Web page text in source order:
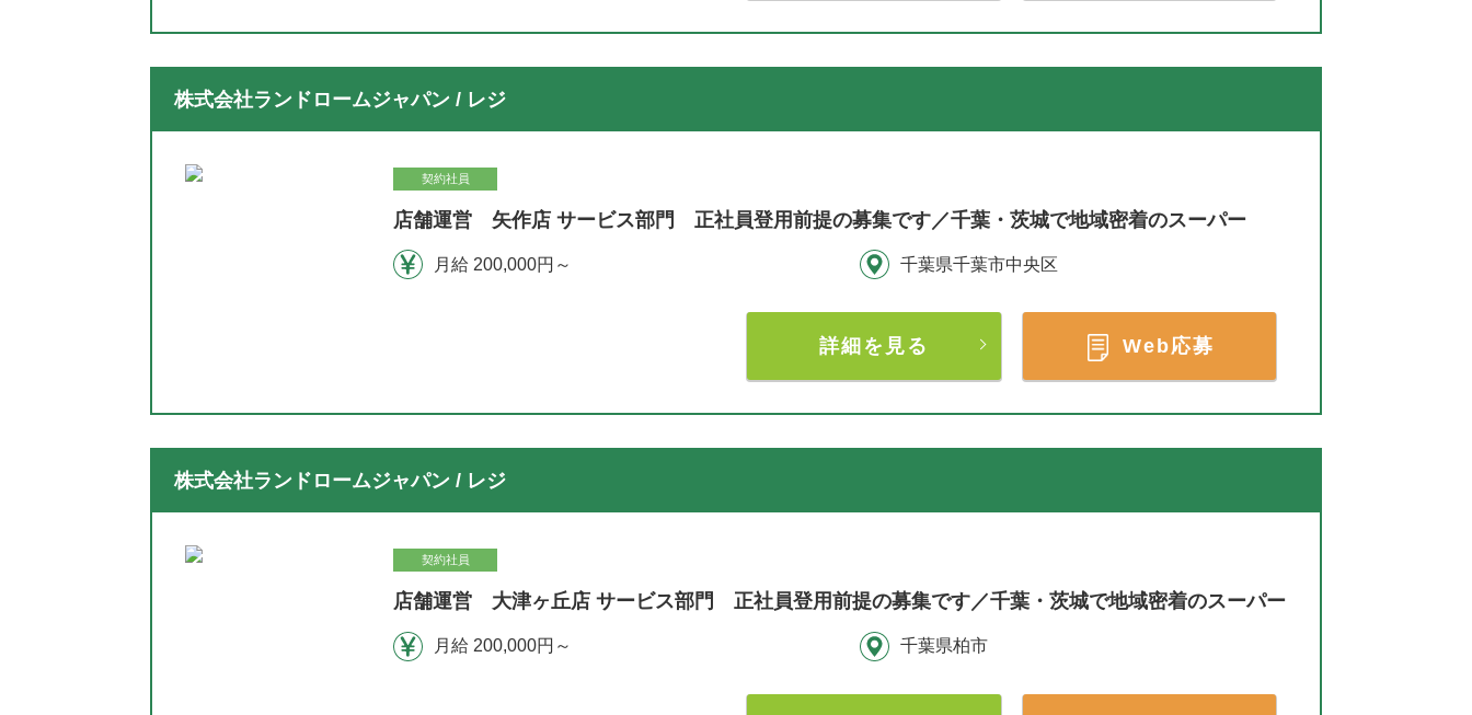
株式会社ランドロームジャパン / レジ
契約社員
店舗運営 矢作店 サービス部門 正社員登用前提の募集です／千葉・茨城で地域密着のスーパー
月給 200,000円～ 千葉県千葉市中央区
詳細を見る Web応募
株式会社ランドロームジャパン / レジ
契約社員
店舗運営 大津ヶ丘店 サービス部門 正社員登用前提の募集です／千葉・茨城で地域密着のスーパー
月給 200,000円～ 千葉県柏市